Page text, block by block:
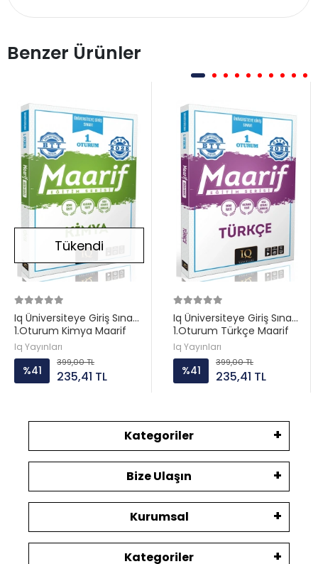
Benzer Ürünler
Tükendi
Iq Üniversiteye Giriş Sınavı
1.Oturum Kimya Maarif
Eğitim Serisi
Iq Yayınları
%41
399,00 TL
235,41 TL
Iq Üniversiteye Giriş Sınavı
1.Oturum Türkçe Maarif
Eğitim Serisi
Iq Yayınları
%41
399,00 TL
235,41 TL
Kategoriler
Bize Ulaşın
Kurumsal
Kategoriler